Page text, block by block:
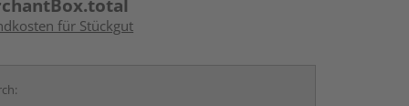
für Stückgut